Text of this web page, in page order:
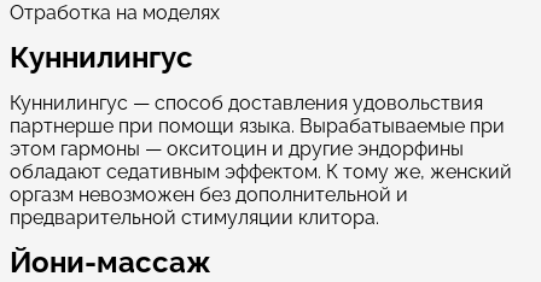
Отработка на моделях
Куннилингус
Куннилингус — способ доставления удовольствия
партнерше при помощи языка. Вырабатываемые при
этом гармоны — окситоцин и другие эндорфины
обладают седативным эффектом. К тому же, женский
оргазм невозможен без дополнительной и
предварительной стимуляции клитора.
Йони-массаж